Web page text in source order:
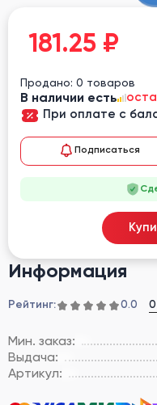
Информация
Рейтинг: 0.0 0
Мин. заказ:
Выдача:
Артикул:
181.25 ₽
Продано: 0 товаров
В наличии есть
При оплате с
Подписаться